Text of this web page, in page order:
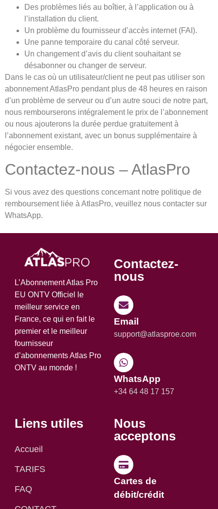
Des problèmes liés au boîtier, à l’application ou à
l’installation du client.
Un problème du fournisseur d’accès internet (FAI).
Une panne temporaire du canal côté serveur.
Un changement d’avis du client souhaitant se
désabonner ou changer de serveur.
Dans le cas où un utilisateur/client ne peut pas utiliser son
abonnement AtlasPro pendant plus de 48 heures en raison
d’un problème de serveur ou d’un autre souci de notre part,
nous rembourserons intégralement le prix de l’abonnement
ou nous ajouterons la durée perdue gratuitement à
l’abonnement existant, avec un bonus supplémentaire à
négocier ensemble.
Contactez-nous – AtlasPro
Si vous avez des questions concernant notre politique de
remboursement liée à AtlasPro, veuillez nous contacter sur
WhatsApp.
L’Abonnement Atlas Pro
EU ONTV Officiel le
meilleur service en
France, ce qui en fait le
premier et le meilleur
fournisseur
d’abonnements Atlas Pro
ONTV au monde !
Contactez-
nous
Email
support@atlasproe.com
WhatsApp
+34 64 48 17 157
Liens utiles
Accueil
TARIFS
FAQ
Nous
acceptons
Cartes de
débit/crédit